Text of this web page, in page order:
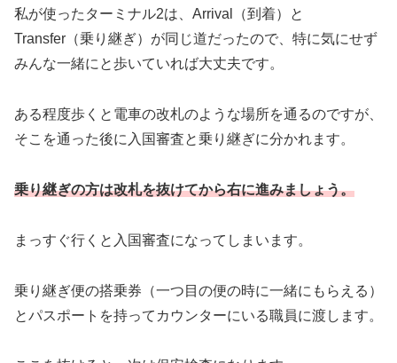
私が使ったターミナル2は、Arrival（到着）と
Transfer（乗り継ぎ）が同じ道だったので、特に気にせず
みんな一緒にと歩いていれば大丈夫です。
ある程度歩くと電車の改札のような場所を通るのですが、
そこを通った後に入国審査と乗り継ぎに分かれます。
乗り継ぎの方は改札を抜けてから右に進みましょう。
まっすぐ行くと入国審査になってしまいます。
乗り継ぎ便の搭乗券（一つ目の便の時に一緒にもらえる）
とパスポートを持ってカウンターにいる職員に渡します。